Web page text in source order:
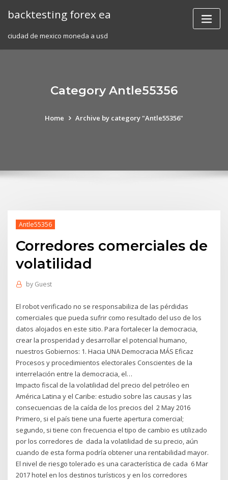
backtesting forex ea
ciudad de mexico moneda a usd
Category Antle55356
Home Archive by category "Antle55356"
Antle55356
Corredores comerciales de
volatilidad
by Guest
El robot verificado no se responsabiliza de las pérdidas
comerciales que pueda sufrir como resultado del uso de los
datos alojados en este sitio. Para fortalecer la democracia,
crear la prosperidad y desarrollar el potencial humano,
nuestros Gobiernos: 1. Hacia UNA Democracia MÁS Eficaz
Procesos y procedimientos electorales Conscientes de la
interrelación entre la democracia, el…
Impacto fiscal de la volatilidad del precio del petróleo en
América Latina y el Caribe: estudio sobre las causas y las
consecuencias de la caída de los precios del 2 May 2016
Primero, si el país tiene una fuerte apertura comercial;
segundo, si tiene con frecuencia el tipo de cambio es utilizado
por los corredores de dada la volatilidad de su precio, aún
cuando de esta forma podría obtener una rentabilidad mayor.
El nivel de riesgo tolerado es una característica de cada 6 Mar
2017 hotel en los destinos turísticos y en los corredores